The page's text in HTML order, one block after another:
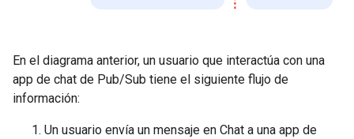
En el diagrama anterior, un usuario que interactúa con una
app de chat de Pub/Sub tiene el siguiente flujo de
información:
Un usuario envía un mensaje en Chat a una app de